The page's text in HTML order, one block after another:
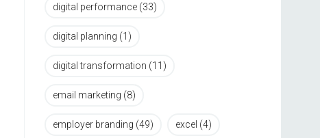
digital performance (33)
digital planning (1)
digital transformation (11)
email marketing (8)
employer branding (49) excel (4)